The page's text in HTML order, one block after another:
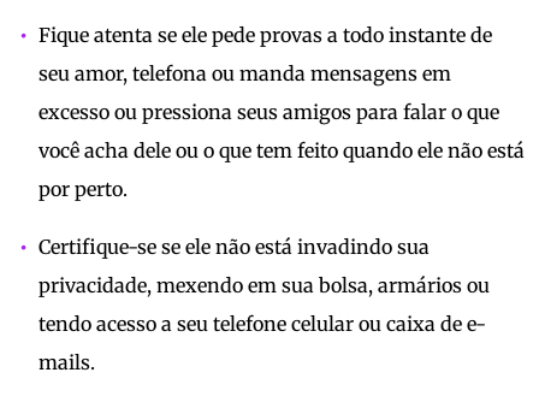
Fique atenta se ele pede provas a todo instante de
seu amor, telefona ou manda mensagens em
excesso ou pressiona seus amigos para falar o que
você acha dele ou o que tem feito quando ele não está
por perto.
Certifique-se se ele não está invadindo sua
privacidade, mexendo em sua bolsa, armários ou
tendo acesso a seu telefone celular ou caixa de e-
mails.